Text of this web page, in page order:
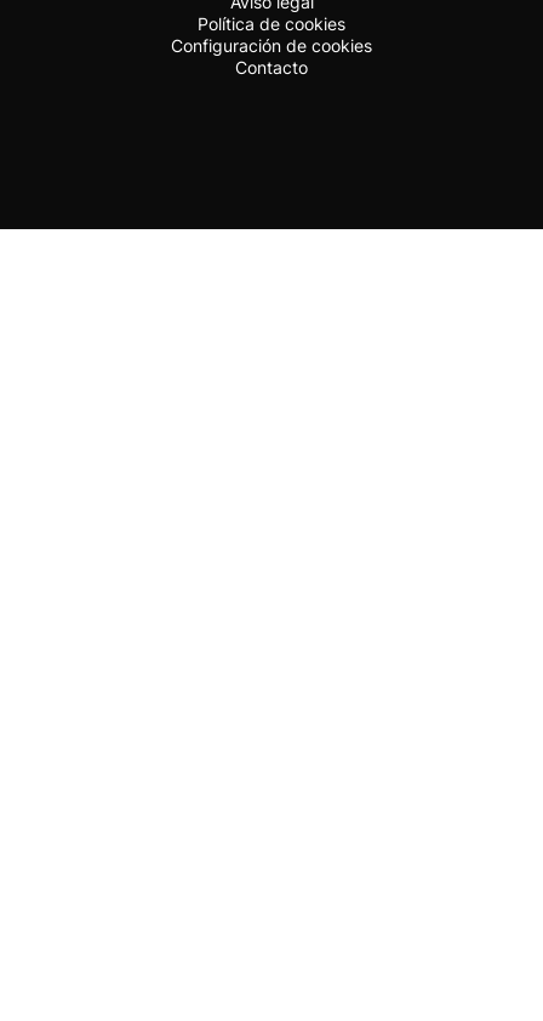
Política de cookies
Configuración de cookies
Contacto